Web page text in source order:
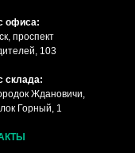
офиса:
проспект
103
склада:
Ждановичи,
Горный, 1